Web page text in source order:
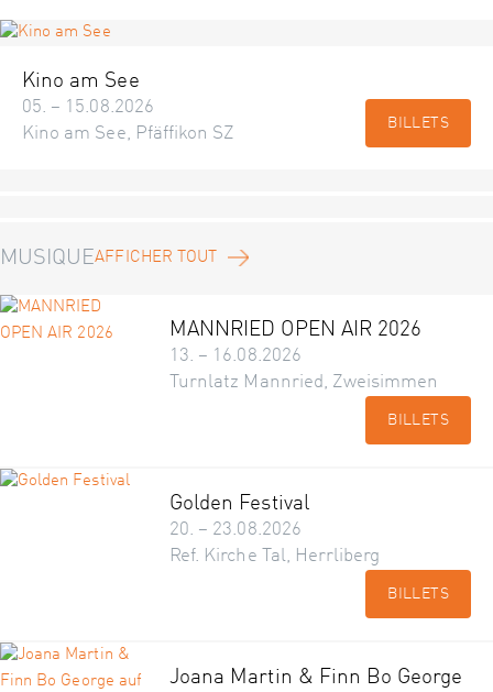
Kino am See
05. – 15.08.2026
Kino am See, Pfäffikon SZ
BILLETS
MUSIQUEAFFICHER TOUT
MANNRIED OPEN AIR 2026
13. – 16.08.2026
Turnlatz Mannried, Zweisimmen
BILLETS
Golden Festival
20. – 23.08.2026
Ref. Kirche Tal, Herrliberg
BILLETS
Joana Martin & Finn Bo George